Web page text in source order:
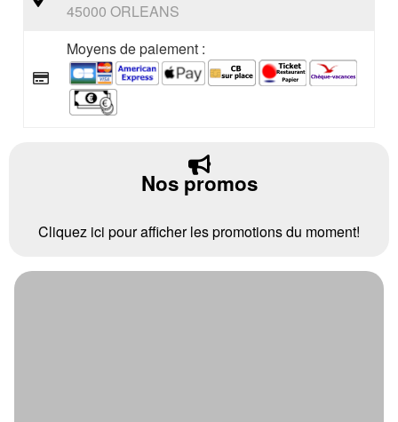
45000 ORLEANS
Moyens de paiement :
Nos promos
Cliquez ici pour afficher les promotions du moment!